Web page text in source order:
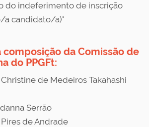
do indeferimento de inscrição
a candidato/a)"
composição da Comissão de
do PPGFt:
Christine de Medeiros Takahashi
Serrão
Pires de Andrade